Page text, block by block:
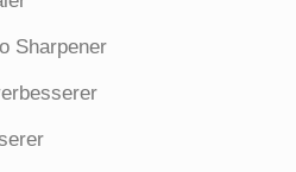
Sharpener